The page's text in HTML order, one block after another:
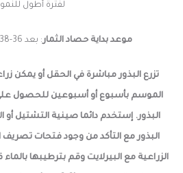
لفترة أطول
موعد بداية حصاد الثمار: بعد 36-38 يوم من زراعة البذور
تزرع البذور مباشرة في الحقل أو يمكن
الموسم بأسبوع أو أسبوعين للحصول
البذور. إستخدم دائما صينية التشتيل أو
البذور مع التأكد من وجود فتحات تصريف
الزراعية مع البيرلايت وقم بترطيبها